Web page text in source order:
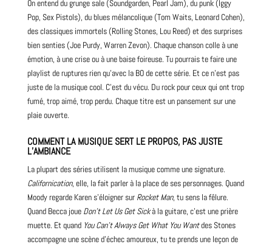
On entend dugrungesale (Soundgarden, Pearl Jam), du punk (Iggy
Pop, Sex Pistols), dubluesmélancolique (Tom Waits, Leonard Cohen),
des classiques immortels (RollingStones, Lou Reed) et des surprises
bien senties (Joe Purdy, Warren Zevon). Chaque chanson colle à une
émotion, à une crise ou à une baise foireuse. Tu pourrais te faire une
playlist de ruptures rien qu’avec la BO de cette série. Et ce n’est pas
juste de la musique cool. C’est du vécu. Du rock pour ceux qui ont trop
fumé, trop aimé, trop perdu. Chaque titre est un pansement sur une
plaie ouverte.
COMMENT LA MUSIQUE SERT LE PROPOS, PAS JUSTE
L’AMBIANCE
La plupart des séries utilisent la musique comme une signature.
Californication, elle, la fait parler à la place de ses personnages. Quand
Moody regarde Karen s’éloigner sur Rocket Man, tu sens la fêlure.
Quand Becca joue Don’t Let Us Get Sickà laguitare, c’est une prière
muette. Et quand You Can’t Always Get What You Wantdes Stones
accompagne une scène d’échec amoureux, tu te prends une leçon de